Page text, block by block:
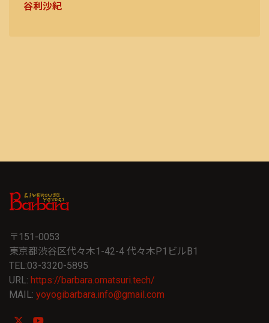
谷利沙紀
〒151-0053
東京都渋谷区代々木1-42-4 代々木P1ビルB1
TEL:03-3320-5895
URL: https://barbara.omatsuri.tech/
MAIL: yoyogibarbara.info@gmail.com